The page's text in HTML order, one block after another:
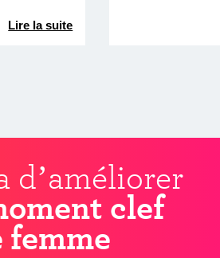
Lire la suite
d’améliorer
clef
femme